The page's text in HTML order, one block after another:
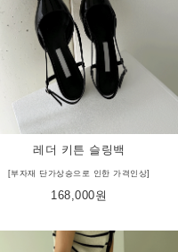
레더 키튼 슬링백
[부자재 단가상승으로 인한 가격인상]
168,000원